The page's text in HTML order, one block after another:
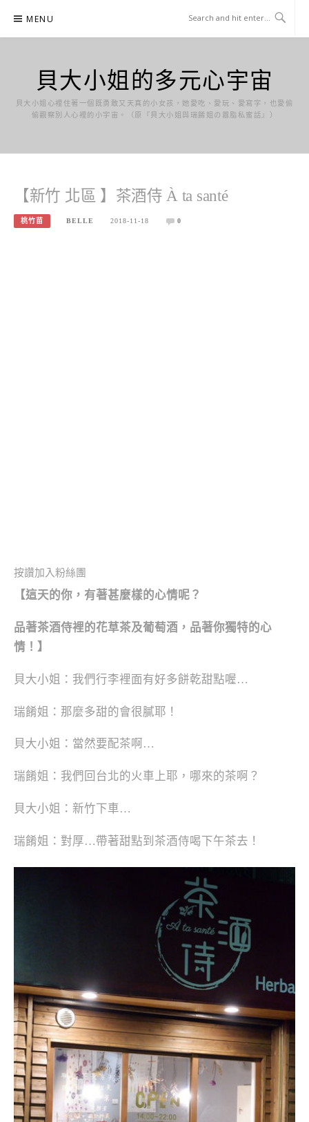
content
MENU
貝大小姐的多元心宇宙
貝大小姐心裡住著一個既勇敢又天真的小女孩，她愛吃、愛玩、愛寫字，也愛偷
偷觀察別人心裡的小宇宙。（原『貝大小姐與瑞餚姐の囂脂私蜜話』）
【新竹 北區 】茶酒侍 À ta santé
桃竹苗 BELLE 2018-11-18 0
按讚加入粉絲團
【這天的你，有著甚麼樣的心情呢？
品著茶酒侍裡的花草茶及葡萄酒， 品著你獨特的心
情！ 】
貝大小姐：我們行李裡面有好多餅乾甜點喔…
瑞餚姐：那麼多甜的會很膩耶！
貝大小姐：當然要配茶啊…
瑞餚姐：我們回台北的火車上耶，哪來的茶啊？
貝大小姐：新竹下車…
瑞餚姐：對厚…帶著甜點到茶酒侍喝下午茶去！